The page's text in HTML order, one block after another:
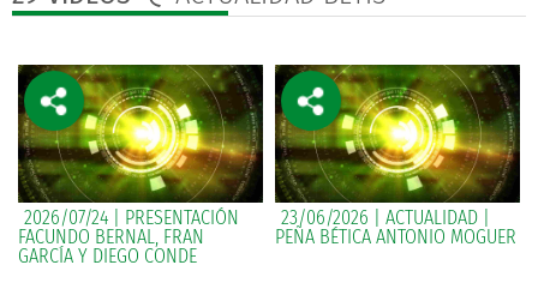
2026/07/24 | PRESENTACIÓN
FACUNDO BERNAL, FRAN
GARCÍA Y DIEGO CONDE
23/06/2026 | ACTUALIDAD |
PEÑA BÉTICA ANTONIO MOGUER